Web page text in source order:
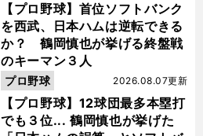
【プロ野球】首位ソフトバンク
を西武、日本ハムは逆転できる
か？ 鶴岡慎也が挙げる終盤戦
のキーマン３人
【プロ野球】12球団最多本塁打
でも３位... 鶴岡慎也が挙げた
2026.08.07更新
プロ野球